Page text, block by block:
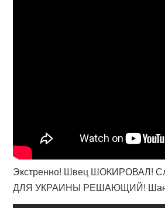
Экстренно! Швец ШОКИРОВАЛ!
ДЛЯ УКРАИНЫ РЕШАЮЩИЙ!